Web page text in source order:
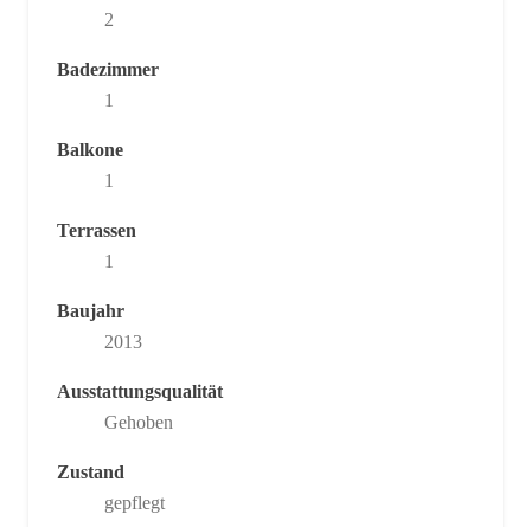
2
Badezimmer
1
Balkone
1
Terrassen
1
Baujahr
2013
Ausstattungsqualität
Gehoben
Zustand
gepflegt